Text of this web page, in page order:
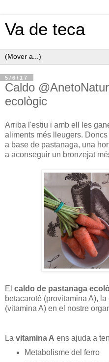
Va de teca
5/6/17
Caldo
ecològic
Arriba l'estiu i amb ell les
aliments més lleugers.
a base de pastanaga, una
a aconseguir un bronzejat
El caldo de pastanaga
betacarotè (provitamina A),
(vitamina A) en el nostre
La vitamina A ens ajuda a
Metabolisme del ferro